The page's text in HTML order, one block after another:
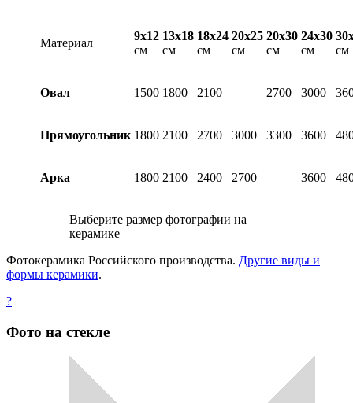
Материал
9х12
см
13х18
см
18х24
см
20х25
см
20х30
см
24х30
см
см
Овал 1500 1800 2100 2700 3000
Прямоугольник 1800 2100 2700 3000 3300 3600
Арка 1800 2100 2400 2700 3600
Выберите размер фотографии на
керамике
Фотокерамика Российского производства. Другие виды и
формы керамики.
?
Фото на стекле